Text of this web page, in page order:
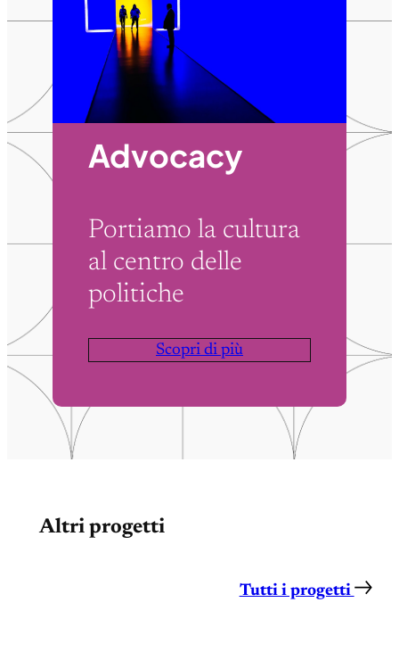
Advocacy
Portiamo la cultura
al centro delle
politiche
Scopri di più
Altri progetti
Tutti i progetti